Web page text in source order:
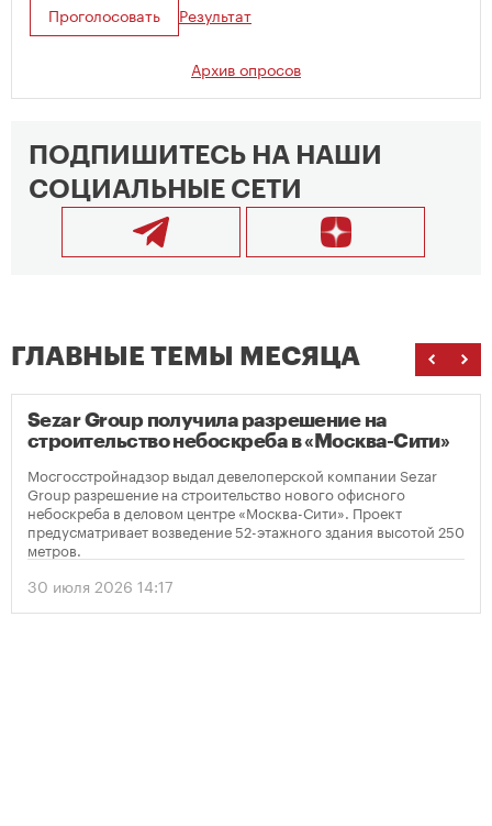
Проголосовать Результат
Архив опросов
ПОДПИШИТЕСЬ НА НАШИ
СОЦИАЛЬНЫЕ СЕТИ
ГЛАВНЫЕ ТЕМЫ МЕСЯЦА
Sezar Group получила разрешение на
строительство небоскреба в «Москва-Сити»
Мосгосстройнадзор выдал девелоперской компании Sezar
Group разрешение на строительство нового офисного
небоскреба в деловом центре «Москва-Сити». Проект
предусматривает возведение 52-этажного здания высотой 250
метров.
30 июля 2026 14:17